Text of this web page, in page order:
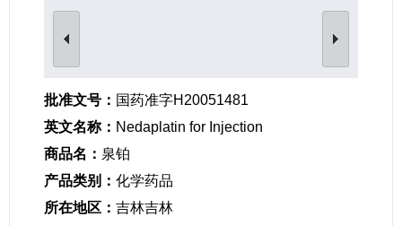
女性生殖及妊娠疾病
批准文号： 国药准字H20051481
英文名称： Nedaplatin for Injection
商品名： 泉铂
产品类别： 化学药品
所在地区： 吉林吉林